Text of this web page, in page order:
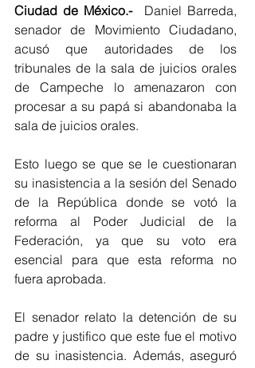
Ciudad de México.- Daniel Barreda,
senador de Movimiento Ciudadano,
acusó que autoridades de los
tribunales de la sala de juicios orales
de Campeche lo amenazaron con
procesar a su papá si abandonaba la
sala de juicios orales.
Esto luego se que se le cuestionaran
su inasistencia a la sesión del Senado
de la República donde se votó la
reforma al Poder Judicial de la
Federación, ya que su voto era
esencial para que esta reforma no
fuera aprobada.
El senador relato la detención de su
padre y justifico que este fue el motivo
de su inasistencia. Además, aseguró